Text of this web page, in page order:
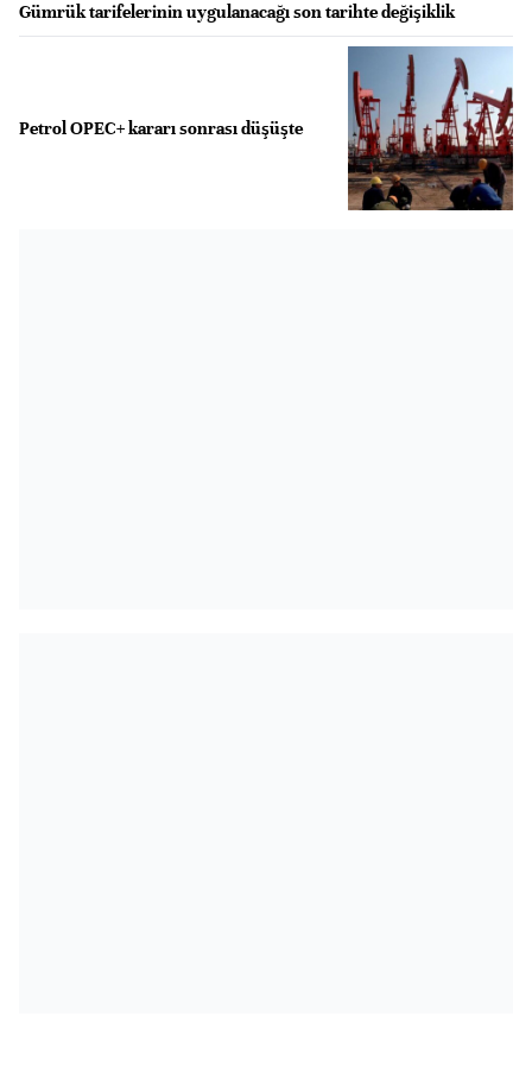
Gümrük tarifelerinin uygulanacağı son tarihte değişiklik
Petrol OPEC+ kararı sonrası düşüşte